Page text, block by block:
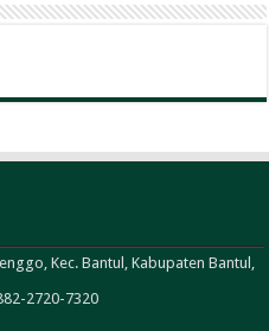
Kec. Bantul, Kabupaten Bantul,
2720-7320